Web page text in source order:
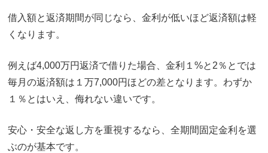
借入額と返済期間が同じなら、金利が低いほど返済額は軽
くなります。
例えば4,000万円返済で借りた場合、金利１%と2％とでは
毎月の返済額は１万7,000円ほどの差となります。わずか
１％とはいえ、侮れない違いです。
安心・安全な返し方を重視するなら、全期間固定金利を選
ぶのが基本です。